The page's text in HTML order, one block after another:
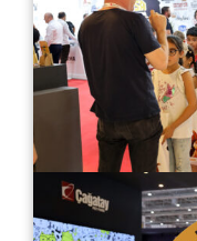
Türkçe